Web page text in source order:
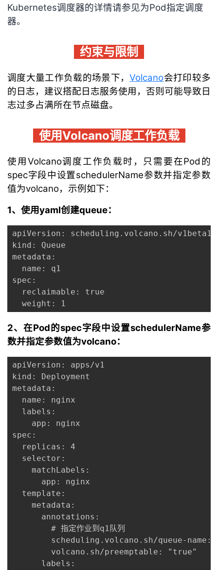
动
关
证
实
的
持
建
Kubernetes调度器的详情请参见为Pod指定调度
器。
约束与限制
调度大量工作负载的场景下，Volcano会打印较多
的日志，建议搭配日志服务使用，否则可能导致日
志过多占满所在节点磁盘。
使用Volcano调度工作负载
使用Volcano调度工作负载时，只需要在Pod的
spec字段中设置schedulerName参数并指定参数
值为volcano，示例如下：
1、使用yaml创建queue：
apiVersion: scheduling.volcano.sh/v1beta1
kind: Queue
metadata:
  name: q1
spec:
  reclaimable: true
  weight: 1
2、在Pod的spec字段中设置schedulerName参
数并指定参数值为volcano：
apiVersion: apps/v1
kind: Deployment
metadata:
  name: nginx
  labels:
    app: nginx
spec:
  replicas: 4
  selector:
    matchLabels:
      app: nginx
  template:
    metadata:
      annotations:
        # 指定作业到q1队列
scheduling.volcano.sh/queue-name:
        volcano.sh/preemptable: "true"
      labels: